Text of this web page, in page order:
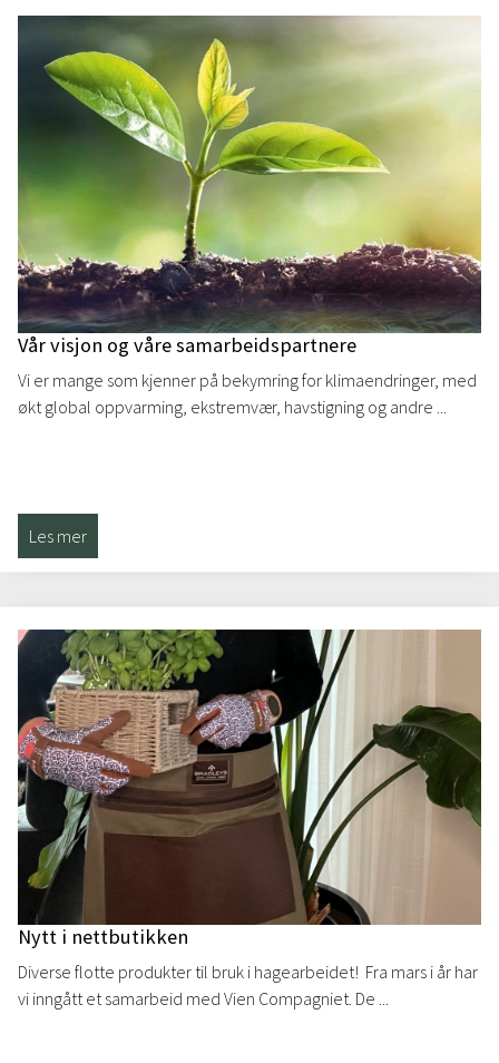
Vår visjon og våre samarbeidspartnere
Vi er mange som kjenner på bekymring for klimaendringer, med
økt global oppvarming, ekstremvær, havstigning og andre ...
Les mer
Nytt i nettbutikken
Diverse flotte produkter til bruk i hagearbeidet! Fra mars i år har
vi inngått et samarbeid med Vien Compagniet. De ...